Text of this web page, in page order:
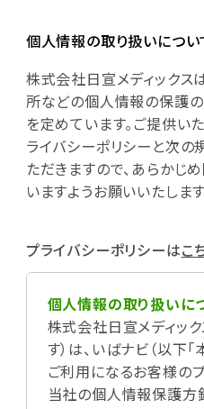
個人情報の取り扱いについ
株式会社日宣メディックス
所などの個人情報の保護
を定めています。ご提供い
ライバシーポリシーと次
ただきますので、あらかじ
いますようお願いいたします
プライバシーポリシーはこ
個人情報の取り扱いに
株式会社日宣メディック
す）は、いばナビ（以下
ご利用になるお客様の
当社の個人情報保護方